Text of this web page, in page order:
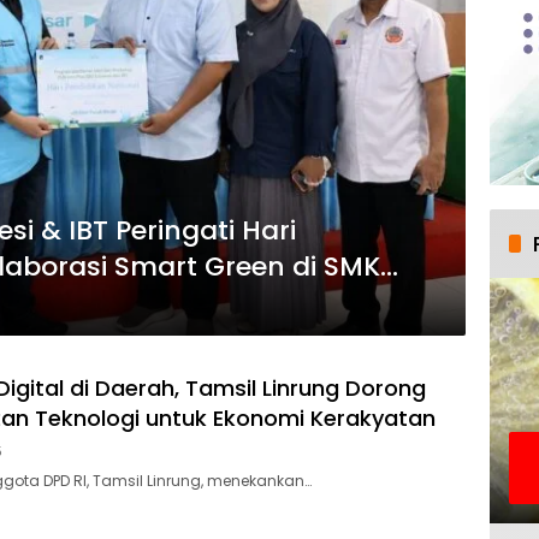
& IBT Peringati Hari
Smart Green di SMK
di Daerah, Tamsil Linrung Dorong
Teknologi untuk Ekonomi Kerakyatan
DPD RI, Tamsil Linrung, menekankan…